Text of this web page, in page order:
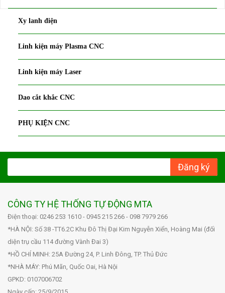
Xy lanh điện
Linh kiện máy Plasma CNC
Linh kiện máy Laser
Dao cắt khắc CNC
PHỤ KIỆN CNC
Đăng ký
CÔNG TY HỆ THỐNG TỰ ĐỘNG MTA
Điện thoại: 0246 253 1610 - 0945 215 266 - 098 7979 266
*HÀ NỘI: Số 38 -TT6.2C Khu Đô Thị Đại Kim Nguyễn Xiển, Hoàng Mai (đối
diện trụ cầu 114 đường Vành Đai 3)
*HỒ CHÍ MINH: 25A Đường 24, P. Linh Đông, TP. Thủ Đức
*NHÀ MÁY: Phú Mãn, Quốc Oai, Hà Nội
GPKD: 0107006702